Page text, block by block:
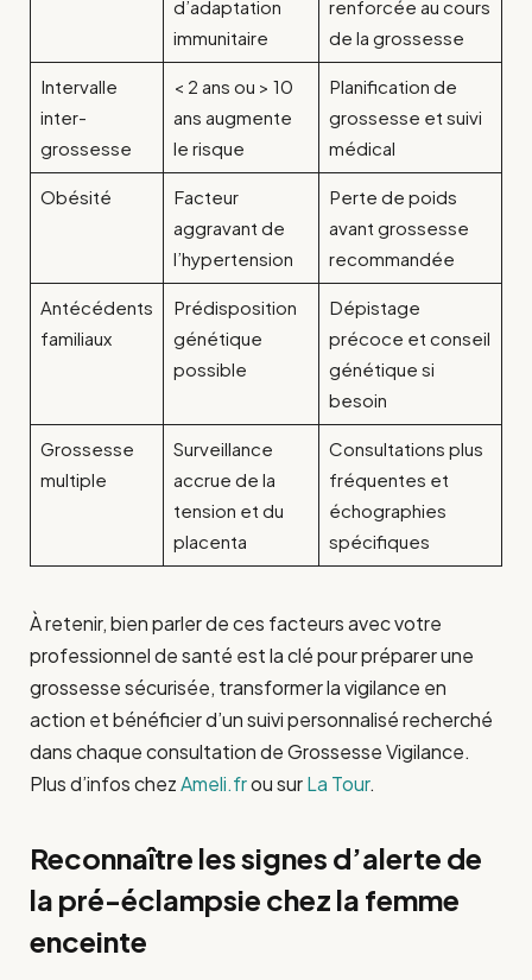
d’adaptation
immunitaire
renforcée au cours
de la grossesse
Intervalle
inter-
grossesse
< 2 ans ou > 10
ans augmente
le risque
Planification de
grossesse et suivi
médical
Obésité
Facteur
aggravant de
l’hypertension
Perte de poids
avant grossesse
recommandée
Antécédents
familiaux
Prédisposition
génétique
possible
Dépistage
précoce et conseil
génétique si
besoin
Grossesse
multiple
Surveillance
accrue de la
tension et du
placenta
Consultations plus
fréquentes et
échographies
spécifiques
À retenir, bien parler de ces facteurs avec votre
professionnel de santé est la clé pour préparer une
grossesse sécurisée, transformer la vigilance en
action et bénéficier d’un suivi personnalisé recherché
dans chaque consultation de Grossesse Vigilance.
Plus d’infos chezAmeli.frou surLa Tour.
Reconnaître les signes d’alerte de
la pré-éclampsie chez la femme
enceinte